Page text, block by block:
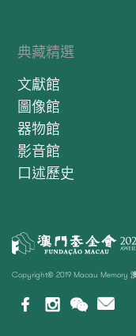
典藏精選
文獻館
圖像館
器物館
影音館
口述歷史
Copyright© 2019 Macau Memory